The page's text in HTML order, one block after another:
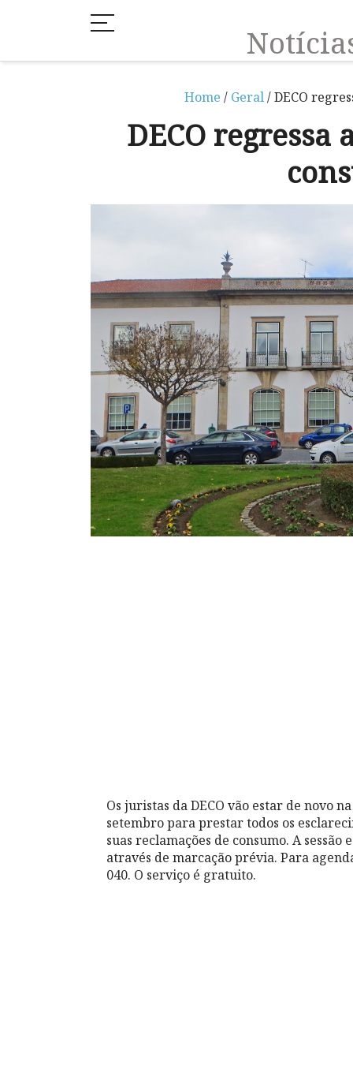
Home / Geral/ DECO
DECO
Os juristas da DECO vão estar de novo
setembro para prestar todos os
suas reclamações de consumo. A
através de marcação prévia. Para
040. O serviço é gratuito.